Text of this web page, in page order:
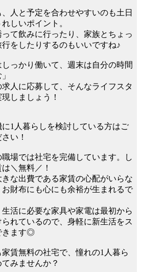
、人と予定を合わせやすいのも土日
しいポイント。
て飲みに行ったり、家族とちょっ
行をしたりするのもいいですね♪
しっかり働いて、週末は自分の時間
求人に応募して、そんなライフスタ
しましょう！
1人暮らしを検討している方はご
い！
職場では社宅を完備しています。し
＼無料／！
な出費である家賃の心配がいらな
お財布にも心にも余裕が生まれるで
生活に必要な家具や家電は最初から
れているので、身軽に新生活をス
きます◎
家賃無料の社宅で、憧れの1人暮ら
てみませんか？